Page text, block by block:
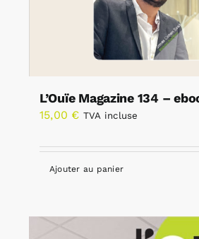
L’Ouïe Magazine 134 –
15,00 € TVA incluse
Ajouter au panier